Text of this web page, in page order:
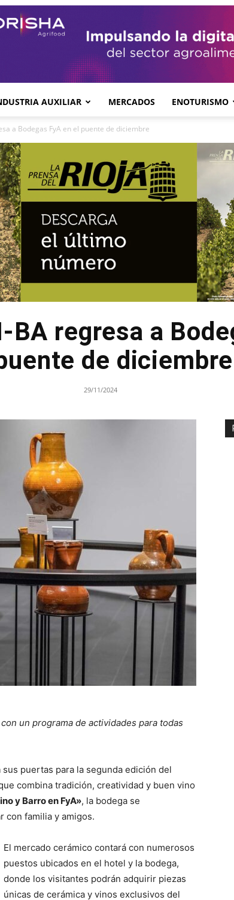
AUXILIAR MERCADOS ENOTURISMO
a Bodegas FyA en el puente de diciembre
BA regresa a
de diciembre
29/11/2024
un programa de actividades para todas
puertas para la segunda edición del
combina tradición, creatividad y buen vino
y Barro en FyA», la bodega se
con familia y amigos.
El mercado cerámico contará con numerosos
puestos ubicados en el hotel y la bodega,
donde los visitantes podrán adquirir piezas
únicas de cerámica y vinos exclusivos del